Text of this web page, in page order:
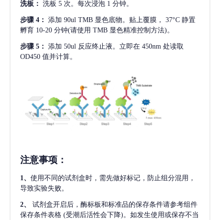
洗板： 洗板 5 次。每次浸泡 1 分钟。
步骤 4： 添加 90ul TMB 显色底物。贴上覆膜， 37°C 静置
孵育 10-20 分钟(请使用 TMB 显色精准控制方法)。
步骤 5： 添加 50ul 反应终止液。立即在 450nm 处读取
OD450 值并计算。
注意事项 ：
1、 使用不同的试剂盒时，需先做好标记，防止组分混用，
导致实验失败。
2、
试剂盒开启后，酶标板和标准品的保存条件请参考组件
保存条件表格 (受潮后活性会下降)。如发生使用或保存不当